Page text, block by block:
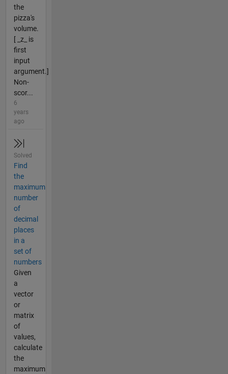
the
pizza's
volume.
[ _z_ is
first
input
argument.]
Non-
scor...
6
years
ago
Solved
Find
the
maximum
number
of
decimal
places
in a
set of
numbers
Given
a
vector
or
matrix
of
values,
calculate
the
maximum